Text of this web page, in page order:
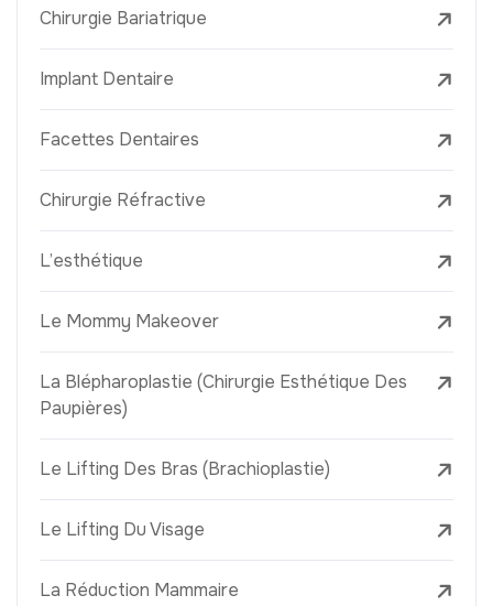
Chirurgie Bariatrique
Implant Dentaire
Facettes Dentaires
Chirurgie Réfractive
L’esthétique
Le Mommy Makeover
La Blépharoplastie (Chirurgie Esthétique Des
Paupières)
Le Lifting Des Bras (Brachioplastie)
Le Lifting Du Visage
La Réduction Mammaire